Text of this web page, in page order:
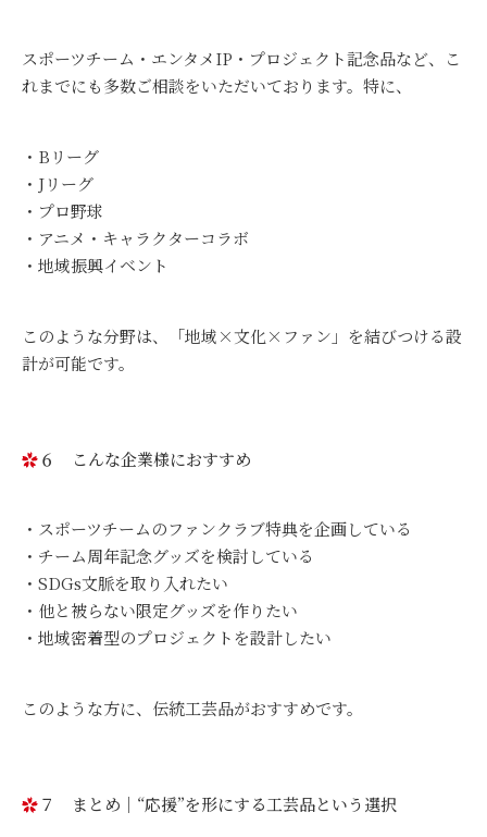
スポーツチーム・エンタメIP・プロジェクト記念品など、こ
れまでにも多数ご相談をいただいております。特に、
Bリーグ
Jリーグ
プロ野球
アニメ・キャラクターコラボ
地域振興イベント
このような分野は、「地域×文化×ファン」を結びつける設
計が可能です。
６ こんな企業様におすすめ
スポーツチームのファンクラブ特典を企画している
チーム周年記念グッズを検討している
SDGs文脈を取り入れたい
他と被らない限定グッズを作りたい
地域密着型のプロジェクトを設計したい
このような方に、伝統工芸品がおすすめです。
７ まとめ｜“応援”を形にする工芸品という選択